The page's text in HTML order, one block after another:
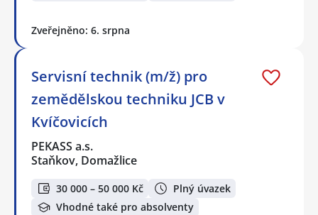
Zveřejněno: 6. srpna
Servisní technik (m/ž) pro
zemědělskou techniku JCB v
Kvíčovicích
PEKASS a.s.
Staňkov, Domažlice
30 000 – 50 000 Kč
Plný úvazek
Vhodné také pro absolventy